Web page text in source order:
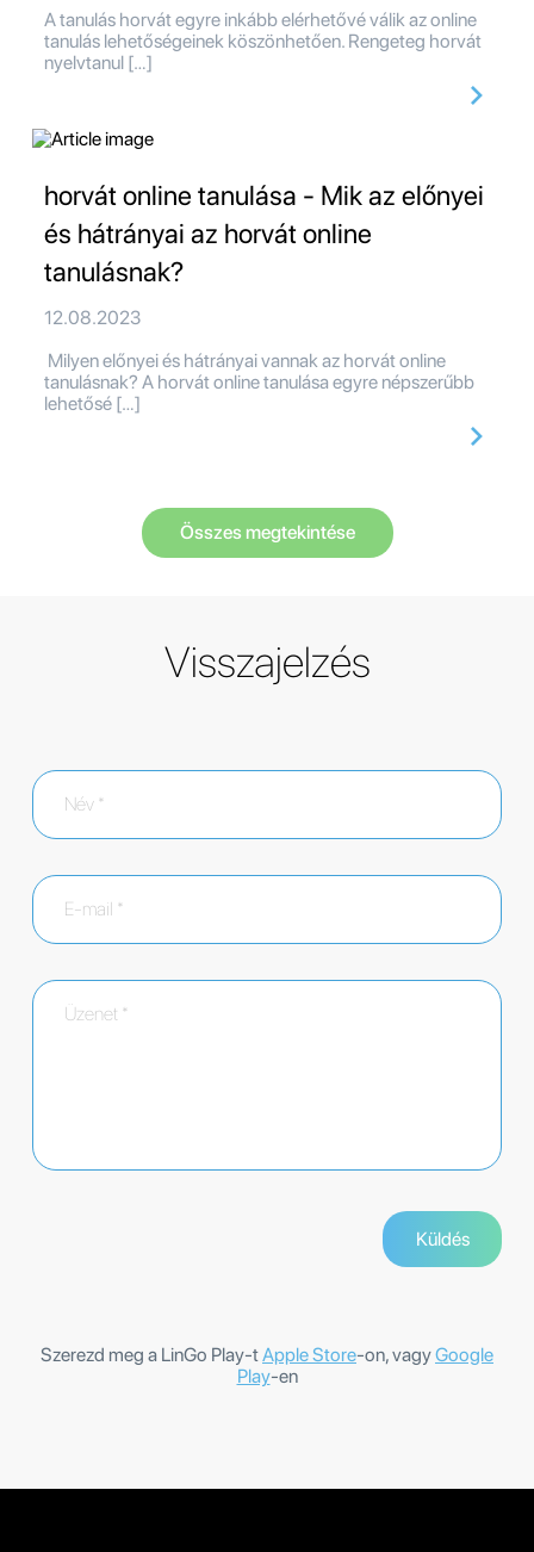
A tanulás horvát egyre inkább elérhetővé válik az online
tanulás lehetőségeinek köszönhetően. Rengeteg horvát
nyelvtanul […]
horvát online tanulása - Mik az előnyei
és hátrányai az horvát online
tanulásnak?
12.08.2023
Milyen előnyei és hátrányai vannak az horvát online
tanulásnak? A horvát online tanulása egyre népszerűbb
lehetősé […]
Összes megtekintése
Visszajelzés
Szerezd meg a LinGo Play-tApple Store-on, vagyGoogle
Play-en